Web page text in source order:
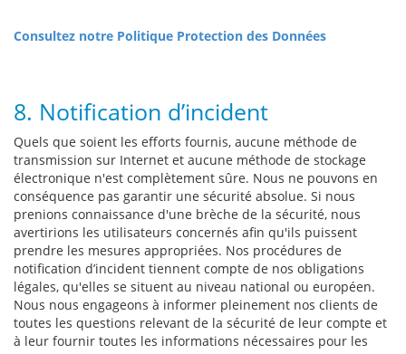
Consultez notre Politique Protection des Données
8. Notification d’incident
Quels que soient les efforts fournis, aucune méthode de
transmission sur Internet et aucune méthode de stockage
électronique n'est complètement sûre. Nous ne pouvons en
conséquence pas garantir une sécurité absolue. Si nous
prenions connaissance d'une brèche de la sécurité, nous
avertirions les utilisateurs concernés afin qu'ils puissent
prendre les mesures appropriées. Nos procédures de
notification d’incident tiennent compte de nos obligations
légales, qu'elles se situent au niveau national ou européen.
Nous nous engageons à informer pleinement nos clients de
toutes les questions relevant de la sécurité de leur compte et
à leur fournir toutes les informations nécessaires pour les